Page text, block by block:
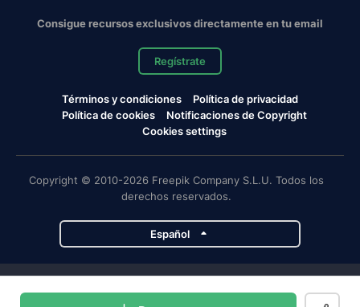
Consigue recursos exclusivos directamente en tu email
Regístrate
Términos y condiciones
Política de privacidad
Política de cookies
Notificaciones de Copyright
Cookies settings
Copyright © 2010-2026 Freepik Company S.L.U. Todos los
derechos reservados.
Español